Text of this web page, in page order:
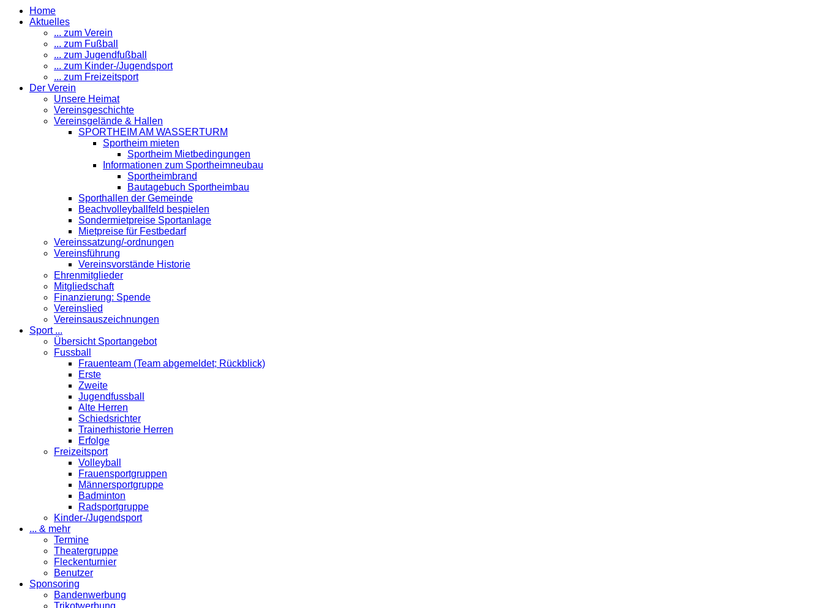
Home
Aktuelles
... zum Verein
... zum Fußball
... zum Jugendfußball
... zum Kinder-/Jugendsport
... zum Freizeitsport
Der Verein
Unsere Heimat
Vereinsgeschichte
Vereinsgelände & Hallen
SPORTHEIM AM WASSERTURM
Sportheim mieten
Sportheim Mietbedingungen
Informationen zum Sportheimneubau
Sportheimbrand
Bautagebuch Sportheimbau
Sporthallen der Gemeinde
Beachvolleyballfeld bespielen
Sondermietpreise Sportanlage
Mietpreise für Festbedarf
Vereinssatzung/-ordnungen
Vereinsführung
Vereinsvorstände Historie
Ehrenmitglieder
Mitgliedschaft
Finanzierung: Spende
Vereinslied
Vereinsauszeichnungen
Sport ...
Übersicht Sportangebot
Fussball
Frauenteam (Team abgemeldet; Rückblick)
Erste
Zweite
Jugendfussball
Alte Herren
Schiedsrichter
Trainerhistorie Herren
Erfolge
Freizeitsport
Volleyball
Frauensportgruppen
Männersportgruppe
Badminton
Radsportgruppe
Kinder-/Jugendsport
... & mehr
Termine
Theatergruppe
Fleckenturnier
Benutzer
Sponsoring
Bandenwerbung
Trikotwerbung